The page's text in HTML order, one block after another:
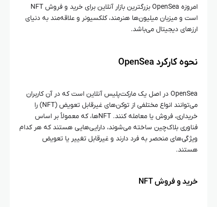
امروزه OpenSea بزرگترین بازار آنلاین برای خرید و فروش NFT
است و میزبان میلیون‌ها هنرمند، کلکسیونر و علاقه‌مند به دنیای
ارزهای دیجیتال می‌باشد.
نحوه کارکرد OpenSea
OpenSea در اصل یک مارکت‌پلیس آنلاین است که در آن کاربران
می‌توانند انواع مختلفی از توکن‌های غیرقابل تعویض (NFT) را
خریداری، فروش یا معامله کنند. NFT‌ها، که معمولاً بر اساس
فناوری بلاک‌چین ساخته می‌شوند، دارایی‌هایی هستند که هر کدام
ویژگی‌های منحصر به فرد دارند و غیرقابل تغییر یا تعویض
هستند.
خرید و فروش NFT